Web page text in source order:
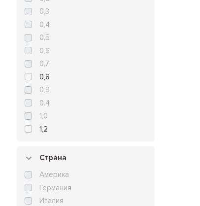
0,3
0,4
0,5
0,6
0,7
0,8
0,9
0.4
1,0
1,2
Страна
Америка
Германия
Италия